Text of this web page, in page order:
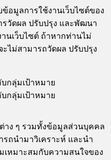
อมูลการใช้งานเว็บไซต์ของ
วัดผล ปรับปรุง และพัฒนา
นเว็บไซต์ ถ้าหากท่านไม่
ะไม่สามารถวัดผล ปรับปรุง
กลุ่มเป้าหมาย
กลุ่มเป้าหมาย
าง ๆ รวมทั้งข้อมูลส่วนบุคคล
รถนำมาวิเคราะห์ และนำ
เหมาะสมกับความสนใจของ